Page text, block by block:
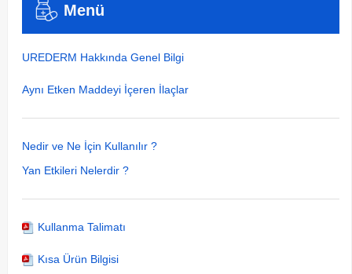
Menü
UREDERM Hakkında Genel Bilgi
Aynı Etken Maddeyi İçeren İlaçlar
Nedir ve Ne İçin Kullanılır ?
Yan Etkileri Nelerdir ?
Kullanma Talimatı
Kısa Ürün Bilgisi